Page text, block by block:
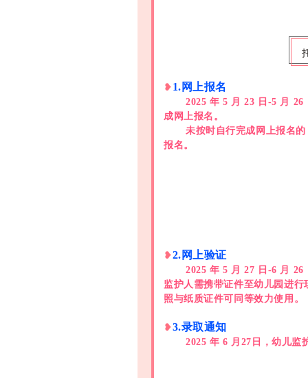
❥ 1.网上报名
2025 年 5 月 23 日-5 月
成网上报名。
未按时自行完成网上报名
报名。
❥2.网上验证
2025 年 5 月 27 日-6 月
监护人需携带证件至幼儿园进
照与纸质证件可同等效力使用。
❥3.录取通知
2025 年 6 月27日，幼儿监